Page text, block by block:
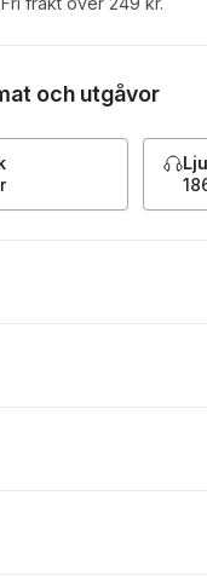
och utgåvor